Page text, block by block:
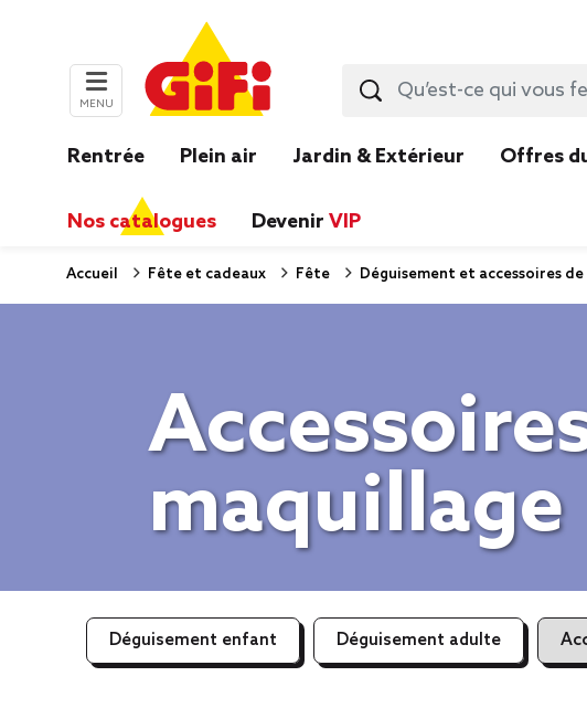
MENU
Rentrée Plein air Jardin & Extérieur Offres
Nos catalogues Devenir VIP
Accueil Fête et cadeaux Fête Déguisement et accessoires
maquillage
Déguisement enfant Déguisement adulte